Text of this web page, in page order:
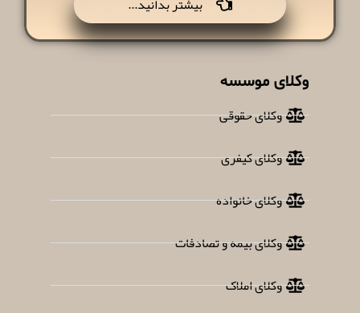
وکلای موسسه
وکلای حقوقی
وکلای کیفری
وکلای خانواده
وکلای بیمه و تصادفات
وکلای املاک